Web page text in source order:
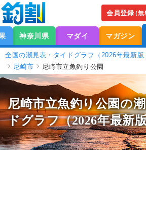
会員登録（無
神奈川県 マダイ マガジン
全国の潮見表・タイドグラフ（2026年最新版
尼崎市
尼崎市立魚釣り公園
尼崎市立魚釣り公園の
ドグラフ（2026年最新